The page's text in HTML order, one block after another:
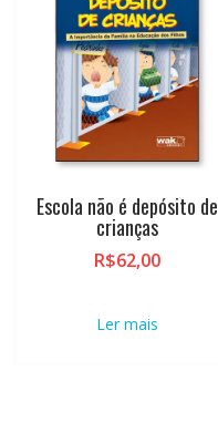
Escola não é depósito de
crianças
R$62,00
Ler mais